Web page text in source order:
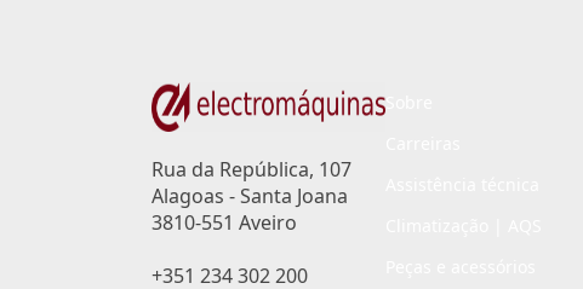
Rua da República, 107
Alagoas - Santa Joana
3810-551 Aveiro
+351 234 302 200